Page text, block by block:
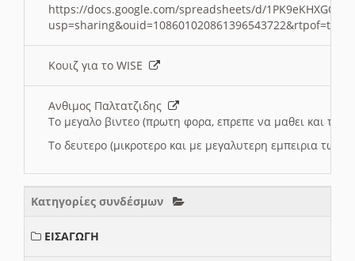
https://docs.google.com/spreadsheets/d/
Κουιζ για το WISE
Ανθιμος Παλτατζιδης
Το μεγαλο βιντεο (πρωτη φορα, επρεπε να μαθει και το
Το δευτερο (μικροτερο και με μεγαλυτερη εμπειρια
Κατηγορίες συνδέσμων
ΕΙΣΑΓΩΓΗ